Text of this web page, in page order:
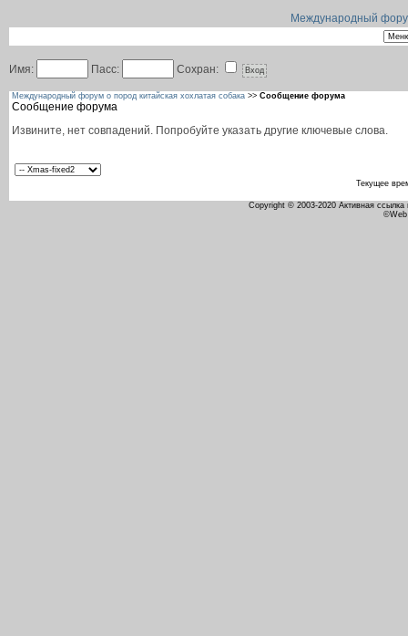
Международный
Имя: Пасс: Сохран:
Международный форум о пород китайская хохлатая собака >> Сообщение форума
Сообщение форума
Извините, нет совпадений. Попробуйте указать другие ключевые слова.
Текущее
Copyright © 2003-2020 Активная ссылка